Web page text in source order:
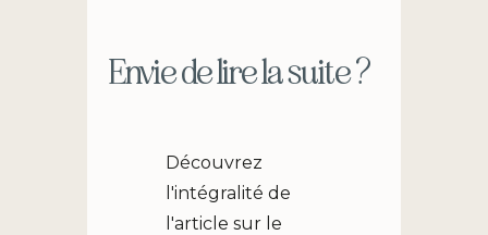
Envie de lire la suite ?
Découvrez
l'intégralité de
l'article sur le